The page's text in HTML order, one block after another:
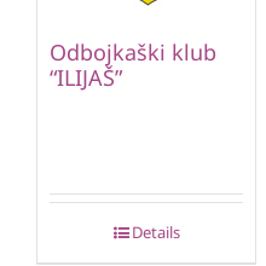
Odbojkaški klub
“ILIJAŠ”
Details